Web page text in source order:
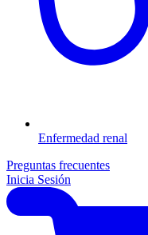
Enfermedad renal
Preguntas frecuentes
Inicia Sesión